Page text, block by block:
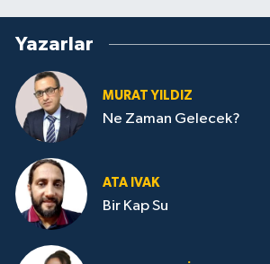
Yazarlar
MURAT YILDIZ
Ne Zaman Gelecek?
ATA IVAK
Bir Kap Su